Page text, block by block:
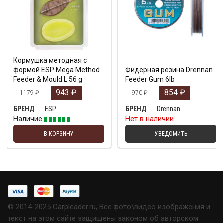
Кормушка методная с
формой ESP Mega Method
Feeder & Mould L 56 g
1179₽ 943 ₽
БРЕНД
ESP
Наличие
В КОРЗИНУ
Фидерная резина Drennan
Feeder Gum 6lb
970₽ 854 ₽
БРЕНД
Drennan
Нет в наличии
УВЕДОМИТЬ
© 2014-2025 Carpleader.ru, Все фото\видео изображения и
текст на этом сайте защищены законом об авторском